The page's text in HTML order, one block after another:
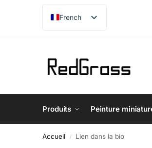
French
English
Japanese
Produits Peinture
Accueil / Lien dans la bio